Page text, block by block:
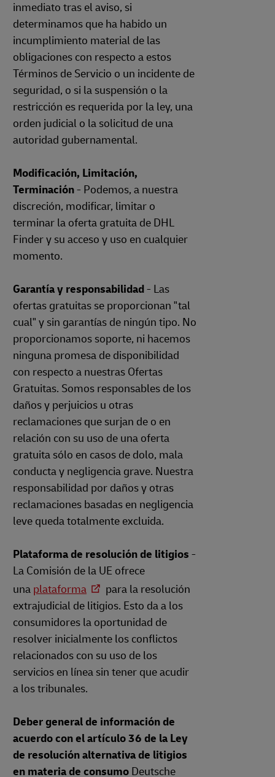
inmediato tras el aviso, si
determinamos que ha habido un
incumplimiento material de las
obligaciones con respecto a estos
Términos de Servicio o un incidente de
seguridad, o si la suspensión o la
restricción es requerida por la ley, una
orden judicial o la solicitud de una
autoridad gubernamental.
Modificación, Limitación,
Terminación- Podemos, a nuestra
discreción, modificar, limitar o
terminar la oferta gratuita de DHL
Finder y su acceso y uso en cualquier
momento.
Garantía y responsabilidad- Las
ofertas gratuitas se proporcionan "tal
cual" y sin garantías de ningún tipo. No
proporcionamos soporte, ni hacemos
ninguna promesa de disponibilidad
con respecto a nuestras Ofertas
Gratuitas. Somos responsables de los
daños y perjuicios u otras
reclamaciones que surjan de o en
relación con su uso de una oferta
gratuita sólo en casos de dolo, mala
conducta y negligencia grave. Nuestra
responsabilidad por daños y otras
reclamaciones basadas en negligencia
leve queda totalmente excluida.
Plataforma de resolución de litigios -
La Comisión de la UE ofrece
una plataforma
para la resolución
extrajudicial de litigios. Esto da a los
consumidores la oportunidad de
resolver inicialmente los conflictos
relacionados con su uso de los
servicios en línea sin tener que acudir
a los tribunales.
Deber general de información de
acuerdo con el artículo 36 de la Ley
de resolución alternativa de litigios
en materia de consumo Deutsche